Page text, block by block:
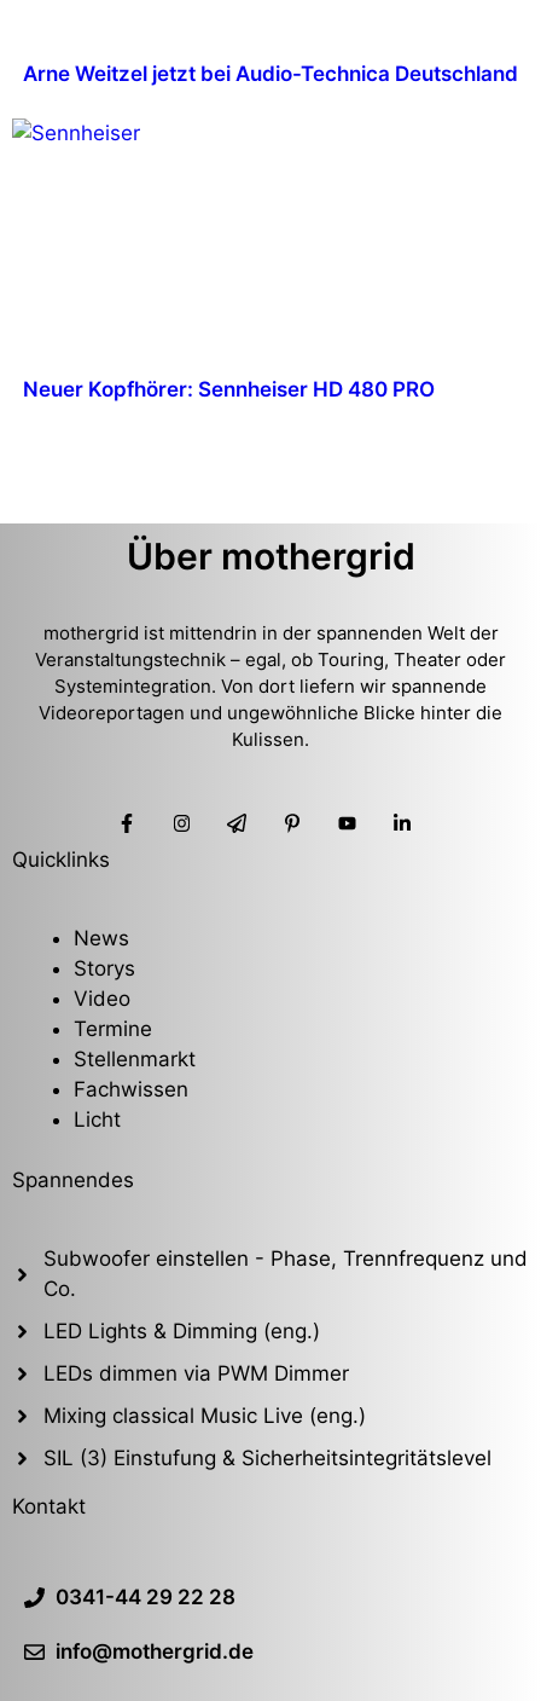
Arne Weitzel jetzt bei Audio-Technica Deutschland
Neuer Kopfhörer: Sennheiser HD 480 PRO
Über mothergrid
mothergrid ist mittendrin in der spannenden Welt der
Veranstaltungstechnik – egal, ob Touring, Theater oder
Systemintegration. Von dort liefern wir spannende
Videoreportagen und ungewöhnliche Blicke hinter die
Kulissen.
Quicklinks
News
Storys
Video
Termine
Stellenmarkt
Fachwissen
Licht
Spannendes
Subwoofer einstellen - Phase, Trennfrequenz und
Co.
LED Lights & Dimming (eng.)
LEDs dimmen via PWM Dimmer
Mixing classical Music Live (eng.)
SIL (3) Einstufung & Sicherheitsintegritätslevel
Kontakt
0341-44 29 22 28
info@mothergrid.de